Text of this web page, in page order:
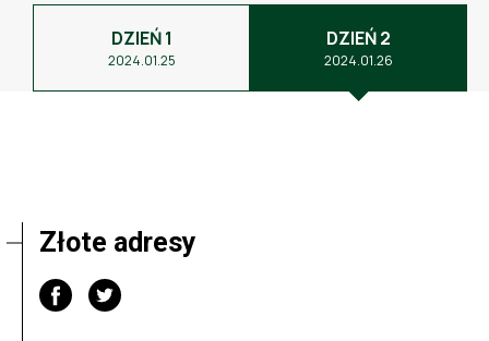
DZIEŃ 1
2024.01.25
DZIEŃ 2
2024.01.26
Złote adresy